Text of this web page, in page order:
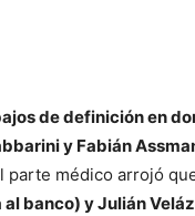
de definición en
y Fabián
parte médico arrojó
banco) y Julián